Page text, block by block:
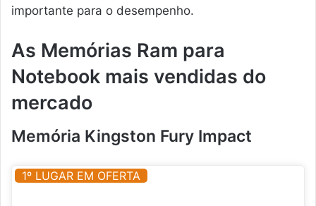
importante para o desempenho.
As Memórias Ram para
Notebook mais vendidas do
mercado
Memória Kingston Fury Impact
1º LUGAR EM OFERTA